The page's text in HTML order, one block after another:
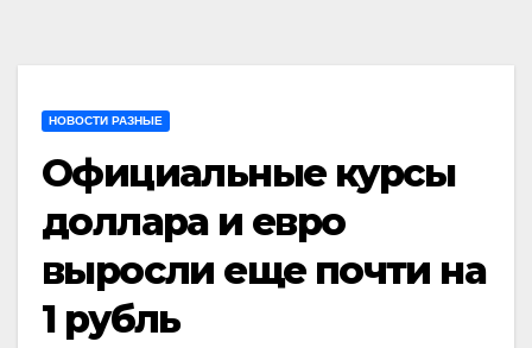
НОВОСТИ РАЗНЫЕ
Официальные курсы
доллара и евро
выросли еще почти на
1 рубль